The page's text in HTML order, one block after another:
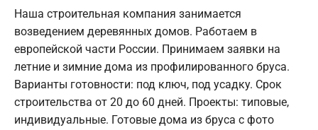
Наша строительная компания занимается
возведением деревянных домов. Работаем в
европейской части России. Принимаем заявки на
летние и зимние дома из профилированного бруса.
Варианты готовности: под ключ, под усадку. Срок
строительства от 20 до 60 дней. Проекты: типовые,
индивидуальные. Готовые дома из бруса с фото